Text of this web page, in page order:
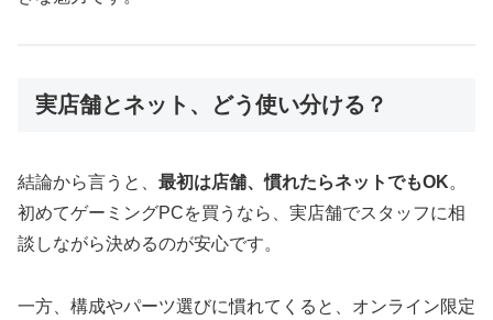
実店舗とネット、どう使い分ける？
結論から言うと、 最初は店舗、慣れたらネットでもOK。
初めてゲーミングPCを買うなら、実店舗でスタッフに相
談しながら決めるのが安心です。
一方、構成やパーツ選びに慣れてくると、オンライン限定